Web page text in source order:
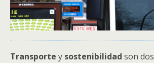
Transporte y sostenibilidad son